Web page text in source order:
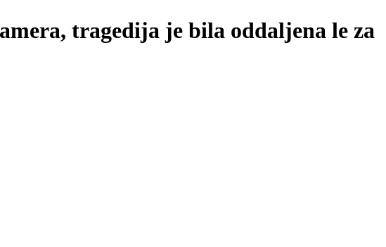
tragedija je bila oddaljena le za